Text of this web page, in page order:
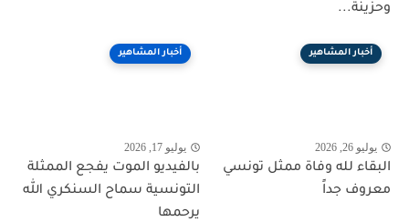
وحزينة...
أخبار المشاهير
يوليو 26, 2026
البقاء لله وفاة ممثل تونسي
معروف جداً
أخبار المشاهير
يوليو 17, 2026
بالفيديو الموت يفجع الممثلة
التونسية سماح السنكري الله
يرحمها